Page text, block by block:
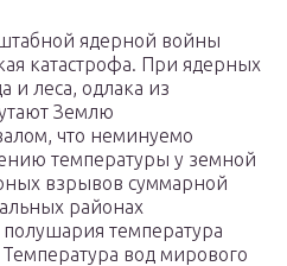
ядерной войны
катастрофа. При ядерных
и леса, одлака из
Землю
что неминуемо
температуры у земной
взрывов суммарной
районах
температура
вод мирового